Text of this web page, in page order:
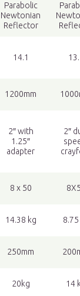
Parabolic
Newtonian
Reflector
14.1
1200mm
2″ with
1.25″
adapter
2″
8 x 50
14.38 kg
250mm
20kg 14